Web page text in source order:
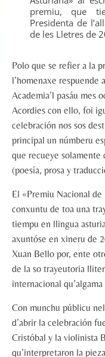
premiu, que
Presidenta de
de les Lletres de
Polo que se refier a la
l’homenaxe respuende
Academia’l pasáu mes
Acordies con ello, foi
celebración nos sos
principal un númberu
que recueye solamente
(poesía, prosa y
El «Premiu Nacional
conxuntu de toa una
tiempu en llingua
axuntóse en xineru de
Xuan Bello por, ente
de la so trayeutoria
internacional
Con munchu públicu
d’abrir la celebración
Cristóbal y la violinista
qu’interpretaron la